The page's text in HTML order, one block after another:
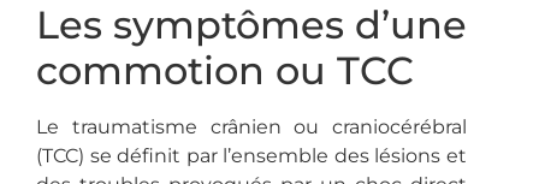
Les symptômes d’une
commotion ou TCC
Le traumatisme crânien ou craniocérébral
(TCC) se définit par l’ensemble des lésions et